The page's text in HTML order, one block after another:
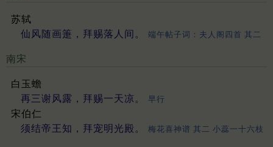
苏轼
仙风随画箑，拜赐落人间。
端午帖子词：夫人阁四首 其二
南宋
白玉蟾
再三谢风露，拜赐一天凉。
早行
宋伯仁
须结帝王知，拜宠明光殿。
梅花喜神谱 其二 小蕊一十六枝